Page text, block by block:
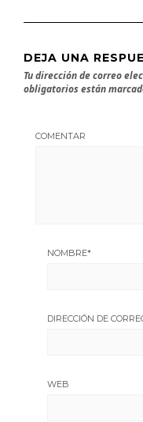
DEJA UNA
Tu dirección de correo
obligatorios están
COMENTAR
NOMBRE*
DIRECCIÓN DE
WEB